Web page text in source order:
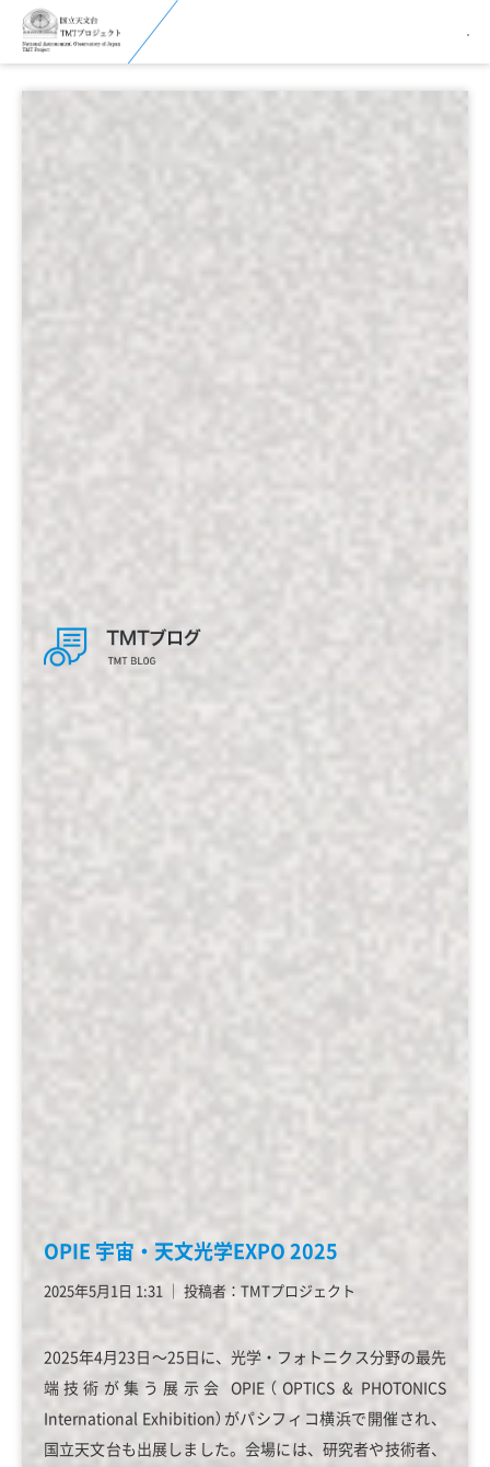
OPIE 宇宙・天文光学EXPO 2025
2025年5月1日 1:31 │ 投稿者：TMTプロジェクト
2025年4月23日～25日に、光学・フォトニクス分野の最先
端技術が集う展示会 OPIE（OPTICS & PHOTONICS
International Exhibition）がパシフィコ横浜で開催され、
国立天文台も出展しました。会場には、研究者や技術者、